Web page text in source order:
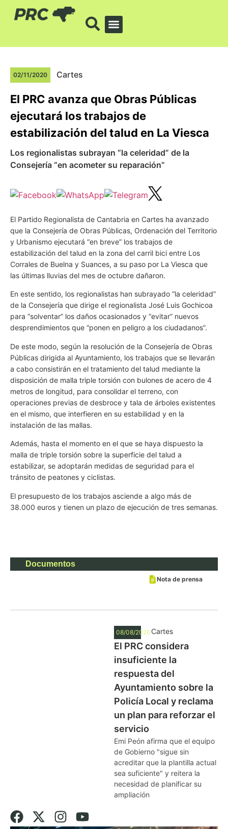
02/11/2020 Cartes
El PRC avanza que Obras Públicas
ejecutará los trabajos de
estabilización del talud en La Viesca
Los regionalistas subrayan “la celeridad” de la
Consejería “en acometer su reparación”
El Partido Regionalista de Cantabria en Cartes ha avanzado
que la Consejería de Obras Públicas, Ordenación del Territorio
y Urbanismo ejecutará “en breve” los trabajos de
estabilización del talud en la zona del carril bici entre Los
Corrales de Buelna y Suances, a su paso por La Viesca que
las últimas lluvias del mes de octubre dañaron.
En este sentido, los regionalistas han subrayado “la celeridad”
de la Consejería que dirige el regionalista José Luis Gochicoa
para “solventar” los daños ocasionados y “evitar” nuevos
desprendimientos que “ponen en peligro a los ciudadanos”.
De este modo, según la resolución de la Consejería de Obras
Públicas dirigida al Ayuntamiento, los trabajos que se llevarán
a cabo consistirán en el tratamiento del talud mediante la
disposición de malla triple torsión con bulones de acero de 4
metros de longitud, para consolidar el terreno, con
operaciones previas de desbroce y tala de árboles existentes
en el mismo, que interfieren en su estabilidad y en la
instalación de las mallas.
Además, hasta el momento en el que se haya dispuesto la
malla de triple torsión sobre la superficie del talud a
estabilizar, se adoptarán medidas de seguridad para el
tránsito de peatones y ciclistas.
El presupuesto de los trabajos asciende a algo más de
38.000 euros y tienen un plazo de ejecución de tres semanas.
Documentos
Nota de prensa
08/08/2026 Cartes
El PRC considera
insuficiente la
respuesta del
Ayuntamiento sobre la
Policía Local y reclama
un plan para reforzar el
servicio
Emi Peón afirma que el equipo
de Gobierno "sigue sin
acreditar que la plantilla actual
sea suficiente" y reitera la
necesidad de planificar su
ampliación